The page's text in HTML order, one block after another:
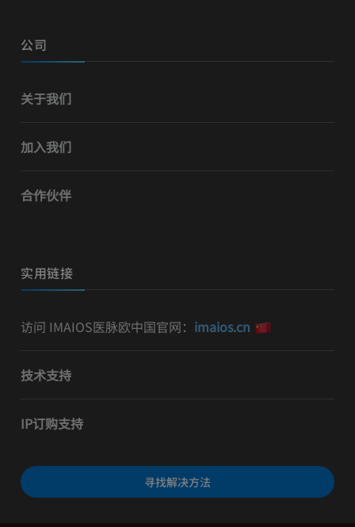
公司
关于我们
加入我们
合作伙伴
实用链接
访问 IMAIOS医脉欧中国官网： imaios.cn
技术支持
IP订购支持
寻找解决方法